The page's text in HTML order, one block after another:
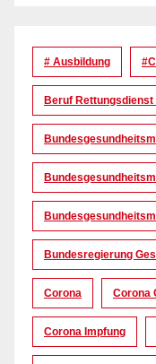
# Ausbildung
Beruf Rettungsdienst
Bundesregierung
Corona Corona
Corona Impfung